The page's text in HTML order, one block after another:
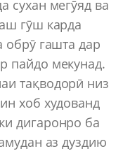
сухан мегӯяд ва
гӯш карда
обрӯ гашта дар
пайдо мекунад.
тақводорӣ низ
хоб худованд
дигаронро ба
аз дуздию